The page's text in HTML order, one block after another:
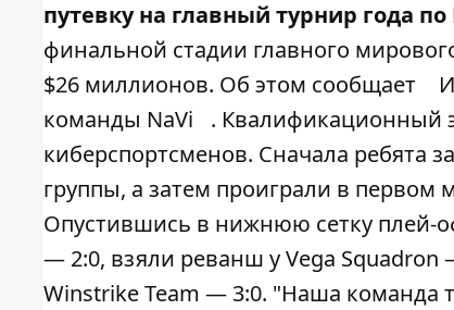
путевку на главный турнир года по
финальной стадии главного
$26 миллионов. Об этом сообщает
команды NaVi
. Квалификационный
киберспортсменов. Сначала ребята
группы, а затем проиграли в
Опустившись в нижнюю сетку плей-
— 2:0, взяли реванш у Vega
Winstrike Team — 3:0. "Наша команда